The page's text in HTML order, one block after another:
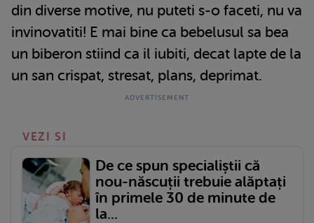
din diverse motive, nu puteti s-o faceti, nu va
invinovatiti! E mai bine ca bebelusul sa bea
un biberon stiind ca il iubiti, decat lapte de la
un san crispat, stresat, plans, deprimat.
VEZI SI
De ce spun specialiștii că
nou-născuții trebuie alăptați
în primele 30 de minute de
la...